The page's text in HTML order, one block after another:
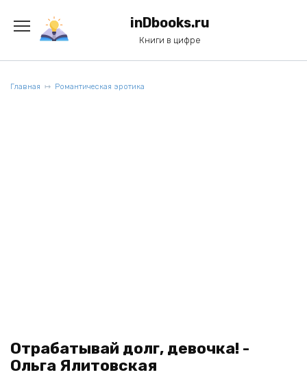
содержанию
inDbooks.ru
Книги в цифре
Главная Романтическая эротика
Отрабатывай долг, девочка! -
Ольга Ялитовская